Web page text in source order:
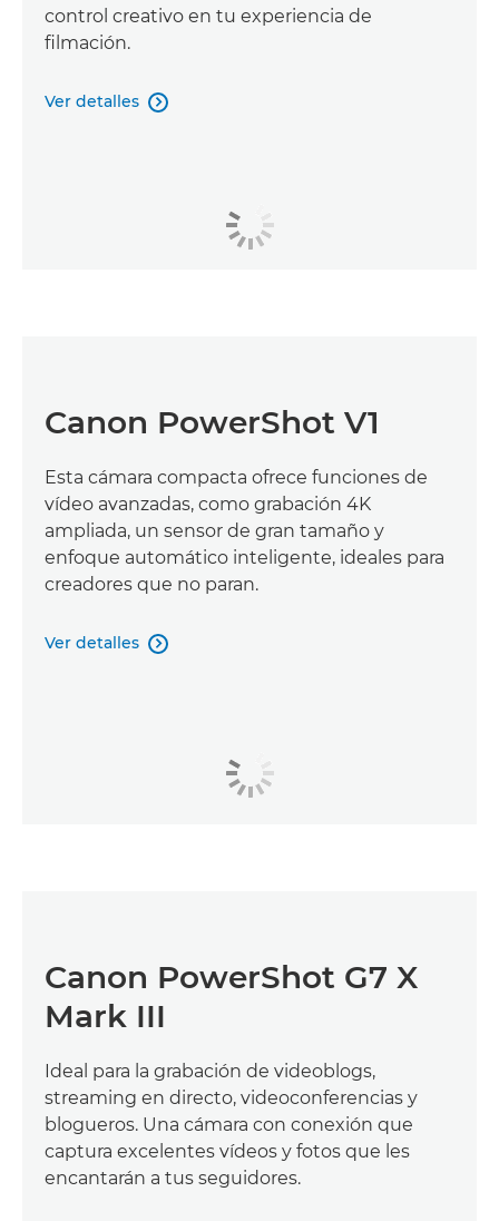
control creativo en tu experiencia de
filmación.
Ver detalles 
Canon PowerShot V1
Esta cámara compacta ofrece funciones de
vídeo avanzadas, como grabación 4K
ampliada, un sensor de gran tamaño y
enfoque automático inteligente, ideales para
creadores que no paran.
Ver detalles 
Canon PowerShot G7 X
Mark III
Ideal para la grabación de videoblogs,
streaming en directo, videoconferencias y
blogueros. Una cámara con conexión que
captura excelentes vídeos y fotos que les
encantarán a tus seguidores.